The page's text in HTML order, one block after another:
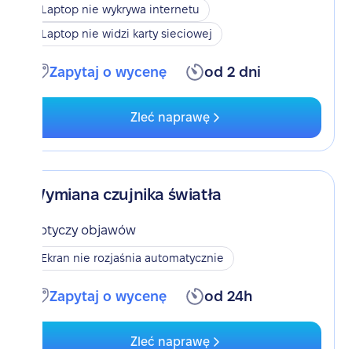
Laptop nie wykrywa internetu
Laptop nie widzi karty sieciowej
Zapytaj o wycenę od 2 dni
Zleć naprawę
Wymiana czujnika światła
Dotyczy objawów
Ekran nie rozjaśnia automatycznie
Zapytaj o wycenę od 24h
Zleć naprawę